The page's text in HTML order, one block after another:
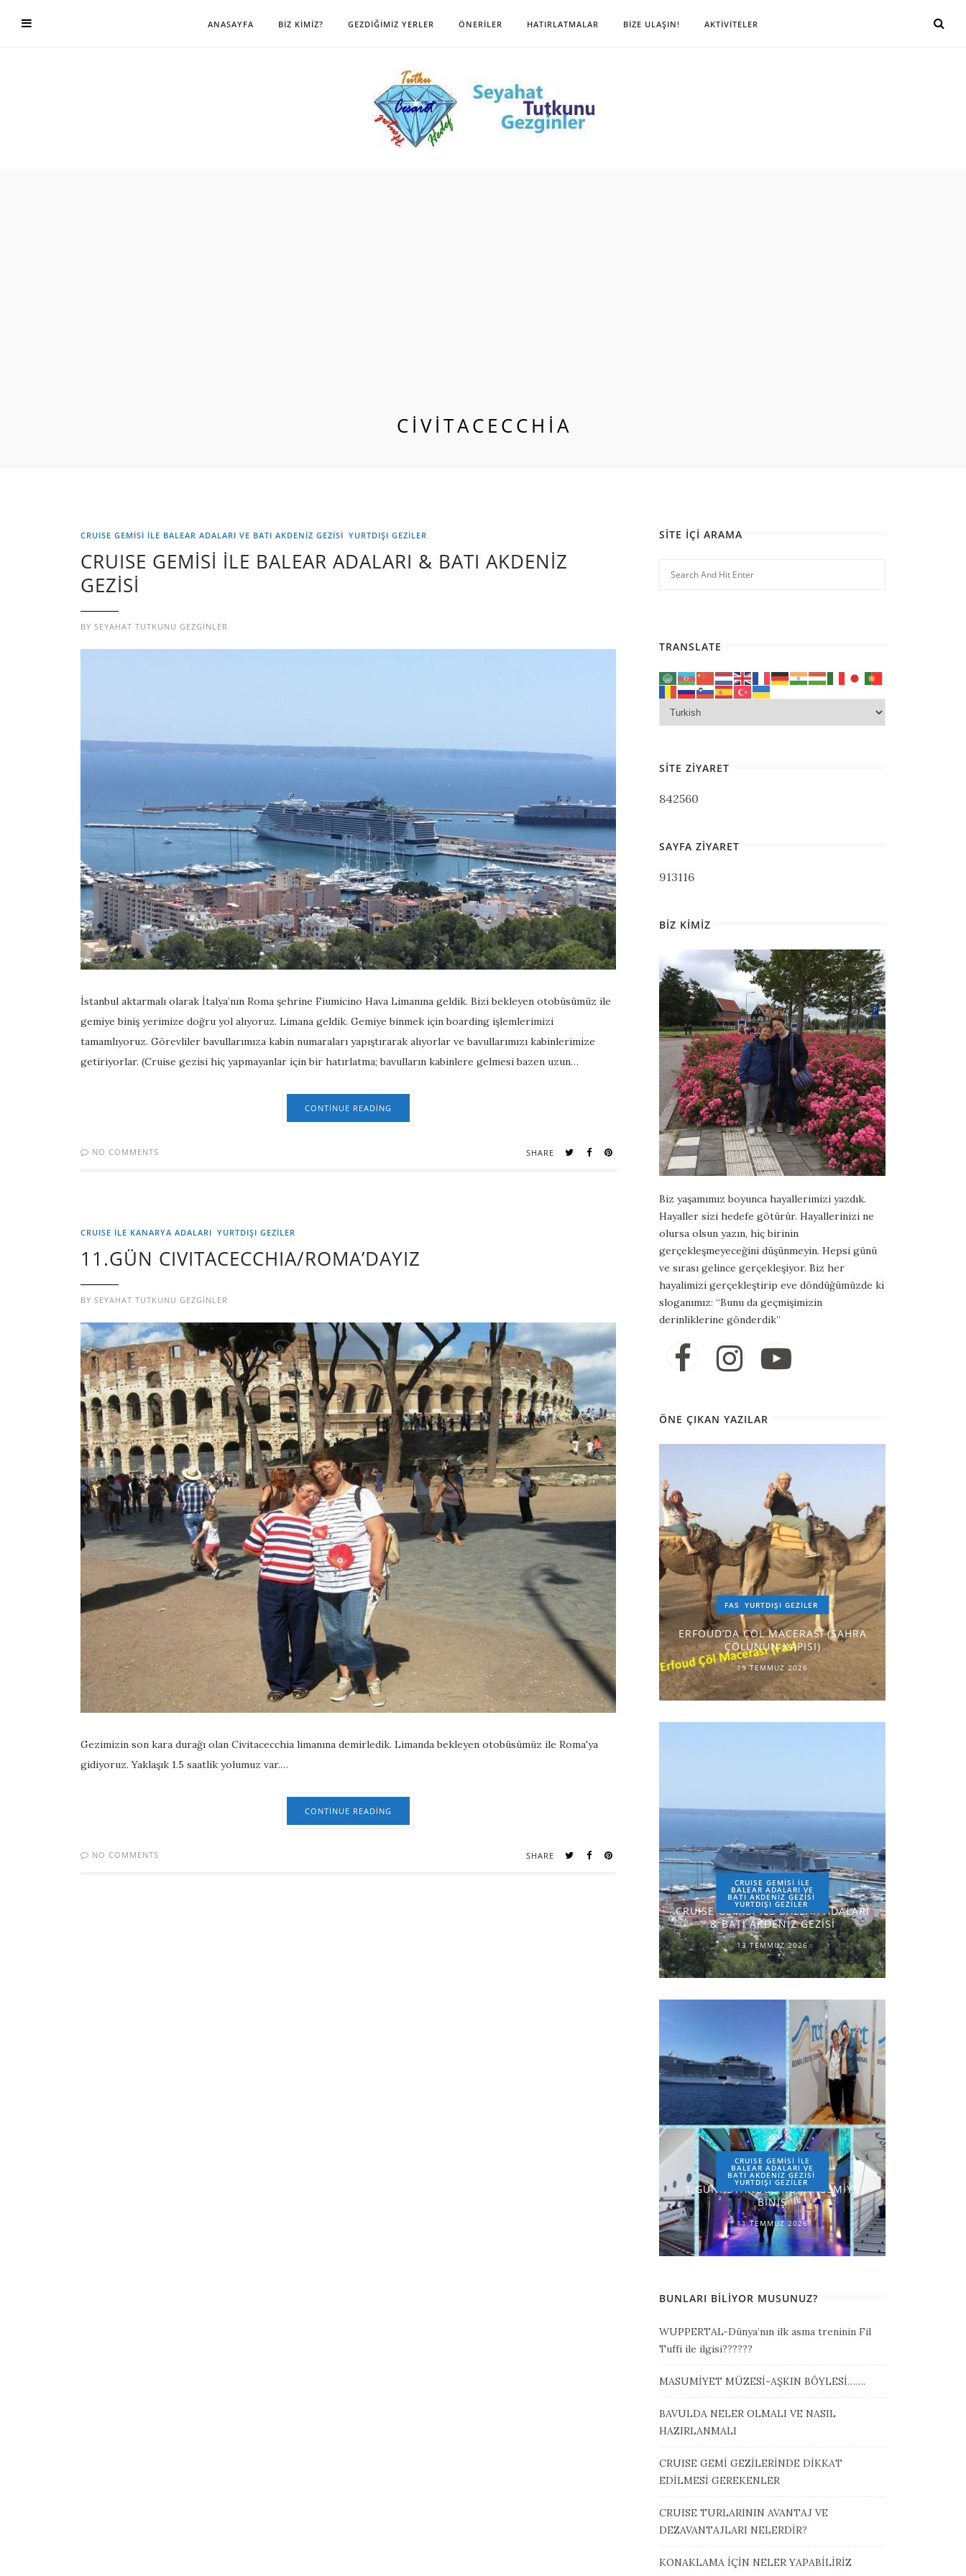
ANASAYFA BİZ KİMİZ? GEZDIĞIMIZ YERLER ÖNERILER HATIRLATMALAR BIZE ULAŞIN! AKTİVİTELER
CIVITACECCHIA
CRUISE GEMİSİ İLE BALEAR ADALARI VE BATI AKDENİZ GEZİSİ YURTDIŞI GEZILER
CRUISE GEMİSİ İLE BALEAR ADALARI & BATI AKDENİZ
GEZİSİ
BY SEYAHAT TUTKUNU GEZGINLER
İstanbul aktarmalı olarak İtalya’nın Roma şehrine Fiumicino Hava Limanına geldik. Bizi bekleyen otobüsümüz ile
gemiye biniş yerimize doğru yol alıyoruz. Limana geldik. Gemiye binmek için boarding işlemlerimizi
tamamlıyoruz. Görevliler bavullarımıza kabin numaraları yapıştırarak alıyorlar ve bavullarımızı kabinlerimize
getiriyorlar. (Cruise gezisi hiç yapmayanlar için bir hatırlatma; bavulların kabinlere gelmesi bazen uzun…
CONTINUE READING
NO COMMENTS SHARE
CRUISE İLE KANARYA ADALARI YURTDIŞI GEZILER
11.GÜN CIVITACECCHIA/ROMA’DAYIZ
BY SEYAHAT TUTKUNU GEZGINLER
Gezimizin son kara durağı olan Civitacecchia limanına demirledik. Limanda bekleyen otobüsümüz ile Roma'ya
gidiyoruz. Yaklaşık 1.5 saatlik yolumuz var.…
CONTINUE READING
NO COMMENTS SHARE
SITE İÇI ARAMA
TRANSLATE
SITE ZIYARET
842560
SAYFA ZIYARET
913116
BIZ KIMIZ
Biz yaşamımız boyunca hayallerimizi yazdık.
Hayaller sizi hedefe götürür. Hayallerinizi ne
olursa olsun yazın, hiç birinin
gerçekleşmeyeceğini düşünmeyin. Hepsi günü
ve sırası gelince gerçekleşiyor. Biz her
hayalimizi gerçekleştirip eve döndüğümüzde ki
sloganımız: “Bunu da geçmişimizin
derinliklerine gönderdik”
ÖNE ÇIKAN YAZILAR
FAS YURTDIŞI GEZILER
ERFOUD’DA ÇÖL MACERASI (SAHRA
ÇÖLÜNÜN KAPISI)
19 TEMMUZ 2026
CRUISE GEMİSİ İLE
BALEAR ADALARI VE
BATI AKDENİZ GEZİSİ
YURTDIŞI GEZILER
CRUISE GEMİSİ İLE BALEAR ADALARI
& BATI AKDENİZ GEZİSİ
13 TEMMUZ 2026
CRUISE GEMİSİ İLE
BALEAR ADALARI VE
BATI AKDENİZ GEZİSİ
YURTDIŞI GEZILER
1.GÜN-İSTANBUL-ROMA-GEMİYE
BİNİŞ
11 TEMMUZ 2026
BUNLARI BILIYOR MUSUNUZ?
WUPPERTAL-Dünya’nın ilk asma treninin Fil
Tuffi ile ilgisi??????
MASUMİYET MÜZESİ-AŞKIN BÖYLESİ…….
BAVULDA NELER OLMALI VE NASIL
HAZIRLANMALI
CRUISE GEMİ GEZİLERİNDE DİKKAT
EDİLMESİ GEREKENLER
CRUISE TURLARININ AVANTAJ VE
DEZAVANTAJLARI NELERDİR?
KONAKLAMA İÇİN NELER YAPABİLİRİZ